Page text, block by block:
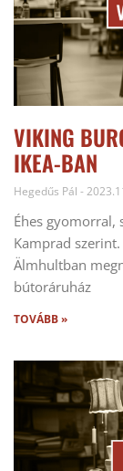
VIKING
IKEA-BAN
Hegedűs Pál
Éhes gyomorral,
Kamprad
Älmhultban
bútoráruház
TOVÁBB »